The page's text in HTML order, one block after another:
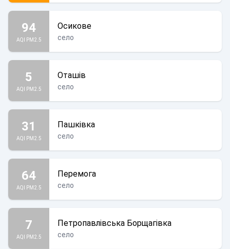
94
AQI PM2.5
Осикове
село
5
AQI PM2.5
Оташів
село
31
AQI PM2.5
Пашківка
село
64
AQI PM2.5
Перемога
село
7
AQI PM2.5
Петропавлівська Борщагівка
село